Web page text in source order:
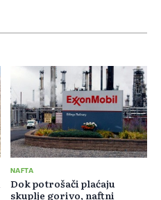
NAFTA
Dok potrošači plaćaju
skuplje gorivo, naftni